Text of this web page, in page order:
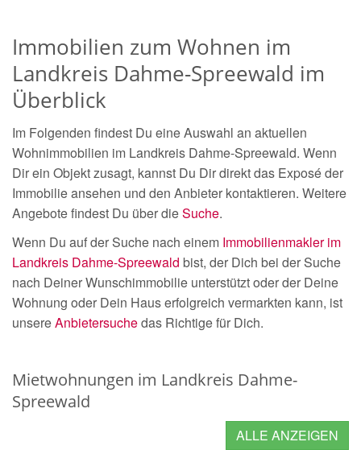
Immobilien zum Wohnen im
Landkreis Dahme-Spreewald im
Überblick
Im Folgenden findest Du eine Auswahl an aktuellen
Wohnimmobilien im Landkreis Dahme-Spreewald. Wenn
Dir ein Objekt zusagt, kannst Du Dir direkt das Exposé der
Immobilie ansehen und den Anbieter kontaktieren. Weitere
Angebote findest Du über dieSuche.
Wenn Du auf der Suche nach einem Immobilienmakler im
Landkreis Dahme-Spreewald bist, der Dich bei der Suche
nach Deiner Wunschimmobilie unterstützt oder der Deine
Wohnung oder Dein Haus erfolgreich vermarkten kann, ist
unsereAnbietersuchedas Richtige für Dich.
Mietwohnungen im Landkreis Dahme-
Spreewald
ALLE ANZEIGEN